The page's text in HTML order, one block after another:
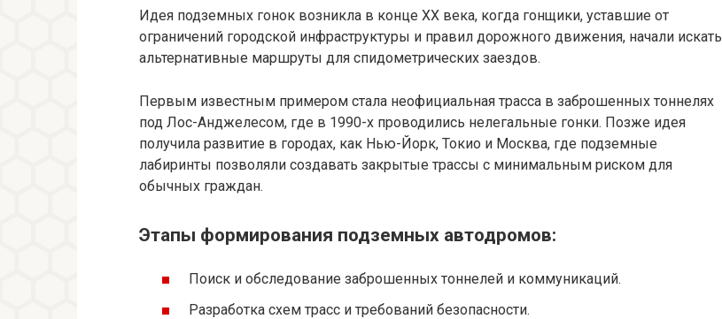
Идея подземных гонок возникла в конце XX века, когда гонщики, уставшие от
ограничений городской инфраструктуры и правил дорожного движения, начали искать
альтернативные маршруты для спидометрических заездов.
Первым известным примером стала неофициальная трасса в заброшенных тоннелях
под Лос-Анджелесом, где в 1990-х проводились нелегальные гонки. Позже идея
получила развитие в городах, как Нью-Йорк, Токио и Москва, где подземные
лабиринты позволяли создавать закрытые трассы с минимальным риском для
обычных граждан.
Этапы формирования подземных автодромов:
Поиск и обследование заброшенных тоннелей и коммуникаций.
Разработка схем трасс и требований безопасности.